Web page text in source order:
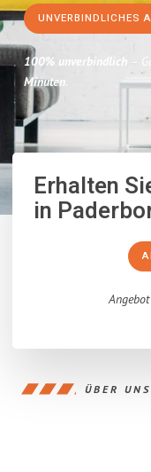
UNVERBINDLICHES
100% unverbindlich –
Minuten.
Erhalten
in
Angebot
ÜBER UNS